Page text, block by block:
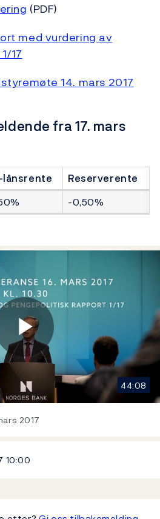
(PDF)
med vurdering av
17
14. mars 2017
fra 17. mars
lånsrente
Reserverente
-0,50%
Play
Video
44:08
2017
10:00